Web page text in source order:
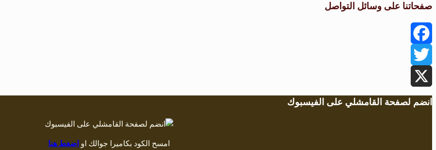
صفحاتنا على وسائل التواصل
Facebook
Twitter
X
انضم لصفحة القامشلي على الفيسبوك
امسح الكود بكاميرا جوالك او اضغط هنا